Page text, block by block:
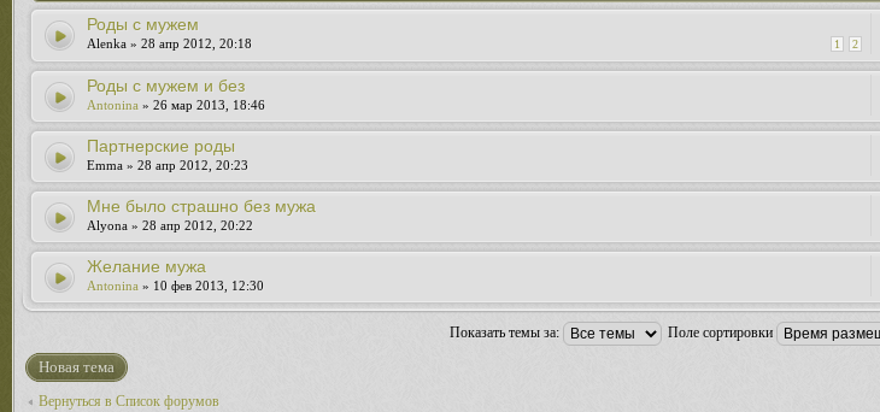
Роды с мужем
1 2
Alenka » 28 апр 2012, 20:18
Роды с мужем и без
Antonina » 26 мар 2013, 18:46
Партнерские роды
Emma » 28 апр 2012, 20:23
Мне было страшно без мужа
Alyona » 28 апр 2012, 20:22
Желание мужа
Antonina » 10 фев 2013, 12:30
Показать темы за: Поле сортировки
Новая тема
Вернуться в Список форумов